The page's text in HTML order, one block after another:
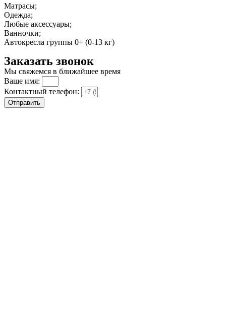
Матрасы;
Одежда;
Любые аксессуары;
Ванночки;
Автокресла группы 0+ (0-13 кг)
Заказать звонок
Мы свяжемся в ближайшее время
Ваше имя:
Контактный телефон:
Отправить